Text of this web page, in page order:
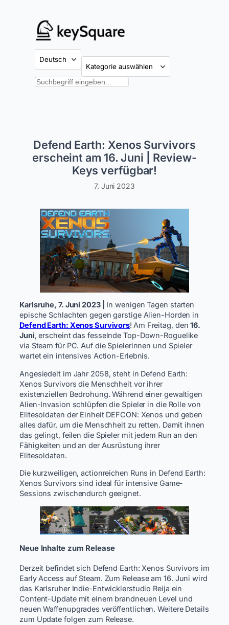
Suchen
Defend Earth: Xenos Survivors
erscheint am 16. Juni | Review-
Keys verfügbar!
7. Juni 2023
Karlsruhe, 7. Juni 2023 |
In wenigen Tagen starten
epische Schlachten gegen garstige Alien-Horden in
Defend Earth: Xenos Survivors! Am Freitag, den16.
Juni, erscheint das fesselnde Top-Down-Roguelike
via Steam für PC. Auf die Spielerinnen und Spieler
wartet ein intensives Action-Erlebnis.
Angesiedelt im Jahr 2058, steht in Defend Earth:
Xenos Survivors die Menschheit vor ihrer
existenziellen Bedrohung. Während einer gewaltigen
Alien-Invasion schlüpfen die Spieler in die Rolle von
Elitesoldaten der Einheit DEFCON: Xenos und geben
alles dafür, um die Menschheit zu retten. Damit ihnen
das gelingt, feilen die Spieler mit jedem Run an den
Fähigkeiten und an der Ausrüstung ihrer
Elitesoldaten.
Die kurzweiligen, actionreichen Runs in Defend Earth:
Xenos Survivors sind ideal für intensive Game-
Sessions zwischendurch geeignet.
Neue Inhalte zum Release
Derzeit befindet sich Defend Earth: Xenos Survivors im
Early Access auf Steam. Zum Release am 16. Juni wird
das Karlsruher Indie-Entwicklerstudio Reija ein
Content-Update mit einem brandneuen Level und
neuen Waffenupgrades veröffentlichen. Weitere Details
zum Update folgen zum Release.